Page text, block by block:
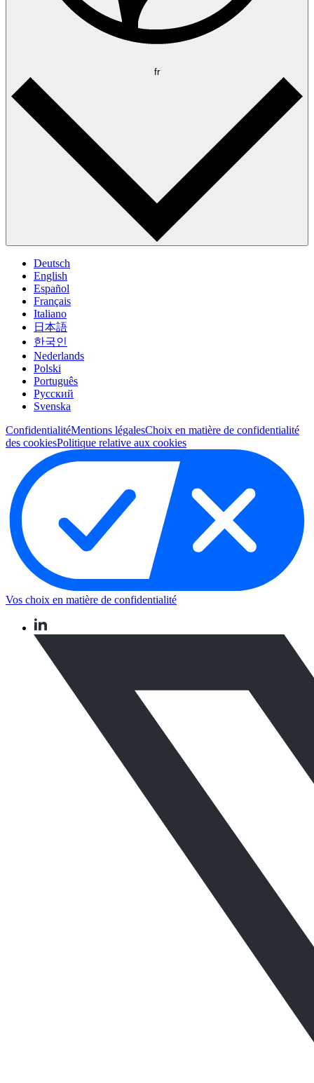
fr
Deutsch
English
Español
Français
Italiano
日本語
한국인
Nederlands
Polski
Português
Pусский
Svenska
ConfidentialitéMentions légalesChoix en matière de confidentialité
des cookiesPolitique relative aux cookies
Vos choix en matière de confidentialité